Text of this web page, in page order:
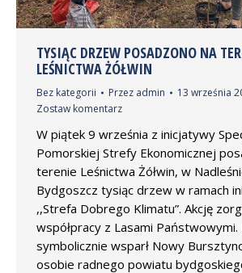
TYSIĄC DRZEW POSADZONO NA
LEŚNICTWA ŻÓŁWIN
Bez kategorii Przez admin
13 września
Zostaw komentarz
W piątek 9 września z inicjatywy
Pomorskiej Strefy Ekonomicznej
terenie Leśnictwa Żółwin, w
Bydgoszcz tysiąc drzew w ramach
,,Strefa Dobrego Klimatu”. Akcję
współpracy z Lasami
symbolicznie wsparł Nowy
osobie radnego powiatu